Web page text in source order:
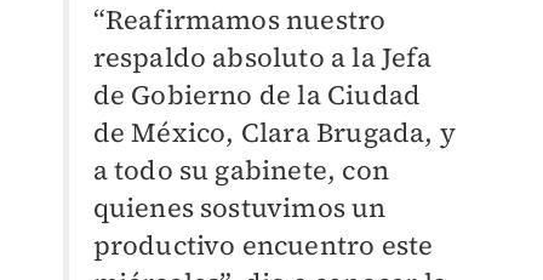
“Reafirmamos nuestro
respaldo absoluto a la Jefa
de Gobierno de la Ciudad
de México, Clara Brugada, y
a todo su gabinete, con
quienes sostuvimos un
productivo encuentro este